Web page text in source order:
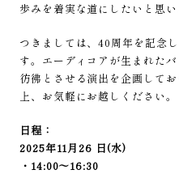
歩みを着実な道にしたいと思い
つきましては、40周年を記念
す。エーディコアが生まれた
彷彿とさせる演出を企画して
上、お気軽にお越しください。
日程：
2025年11月26 日(水)
・14:00〜16:30